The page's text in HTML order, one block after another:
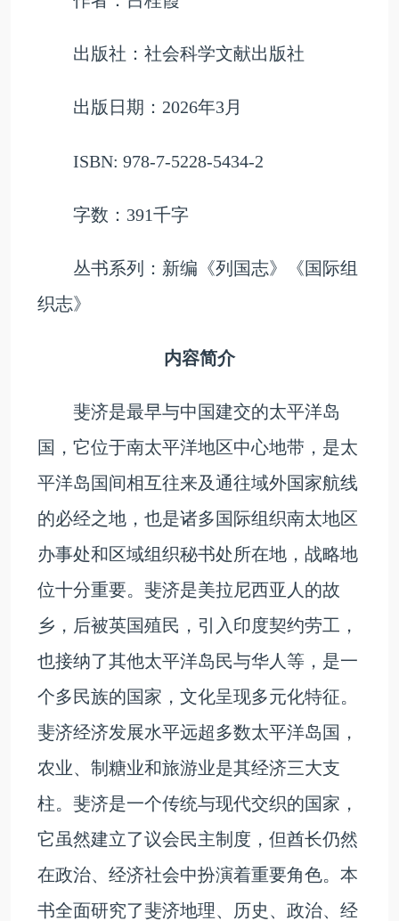
出版社：社会科学文献出版社
出版日期：2026年3月
ISBN: 978-7-5228-5434-2
字数：391千字
丛书系列：新编《列国志》《国际组
织志》
内容简介
斐济是最早与中国建交的太平洋岛
国，它位于南太平洋地区中心地带，是太
平洋岛国间相互往来及通往域外国家航线
的必经之地，也是诸多国际组织南太地区
办事处和区域组织秘书处所在地，战略地
位十分重要。斐济是美拉尼西亚人的故
乡，后被英国殖民，引入印度契约劳工，
也接纳了其他太平洋岛民与华人等，是一
个多民族的国家，文化呈现多元化特征。
斐济经济发展水平远超多数太平洋岛国，
农业、制糖业和旅游业是其经济三大支
柱。斐济是一个传统与现代交织的国家，
它虽然建立了议会民主制度，但酋长仍然
在政治、经济社会中扮演着重要角色。本
书全面研究了斐济地理、历史、政治、经